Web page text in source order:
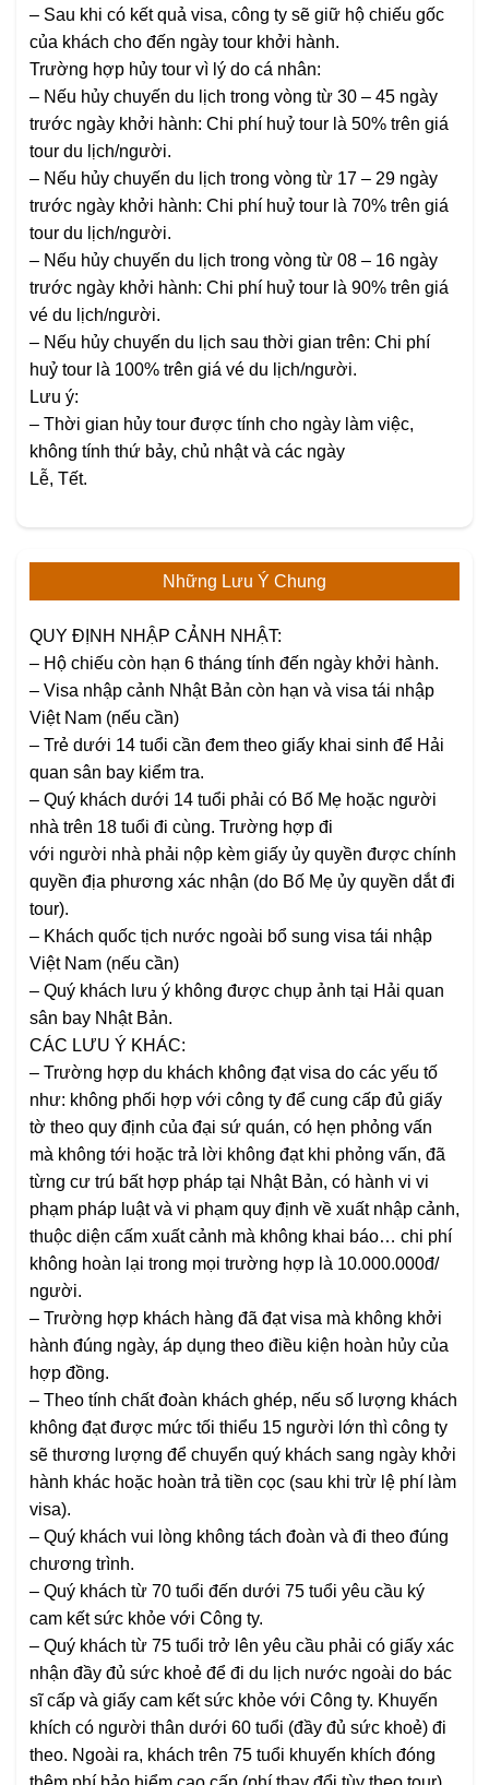
– Sau khi có kết quả visa, công ty sẽ giữ hộ chiếu gốc
của khách cho đến ngày tour khởi hành.
Trường hợp hủy tour vì lý do cá nhân:
– Nếu hủy chuyến du lịch trong vòng từ 30 – 45 ngày
trước ngày khởi hành: Chi phí huỷ tour là 50% trên giá
tour du lịch/người.
– Nếu hủy chuyến du lịch trong vòng từ 17 – 29 ngày
trước ngày khởi hành: Chi phí huỷ tour là 70% trên giá
tour du lịch/người.
– Nếu hủy chuyến du lịch trong vòng từ 08 – 16 ngày
trước ngày khởi hành: Chi phí huỷ tour là 90% trên giá
vé du lịch/người.
– Nếu hủy chuyến du lịch sau thời gian trên: Chi phí
huỷ tour là 100% trên giá vé du lịch/người.
Lưu ý:
– Thời gian hủy tour được tính cho ngày làm việc,
không tính thứ bảy, chủ nhật và các ngày
Lễ, Tết.
Những Lưu Ý Chung
QUY ĐỊNH NHẬP CẢNH NHẬT:
– Hộ chiếu còn hạn 6 tháng tính đến ngày khởi hành.
– Visa nhập cảnh Nhật Bản còn hạn và visa tái nhập
Việt Nam (nếu cần)
– Trẻ dưới 14 tuổi cần đem theo giấy khai sinh để Hải
quan sân bay kiểm tra.
– Quý khách dưới 14 tuổi phải có Bố Mẹ hoặc người
nhà trên 18 tuổi đi cùng. Trường hợp đi
với người nhà phải nộp kèm giấy ủy quyền được chính
quyền địa phương xác nhận (do Bố Mẹ ủy quyền dắt đi
tour).
– Khách quốc tịch nước ngoài bổ sung visa tái nhập
Việt Nam (nếu cần)
– Quý khách lưu ý không được chụp ảnh tại Hải quan
sân bay Nhật Bản.
CÁC LƯU Ý KHÁC:
– Trường hợp du khách không đạt visa do các yếu tố
như: không phối hợp với công ty để cung cấp đủ giấy
tờ theo quy định của đại sứ quán, có hẹn phỏng vấn
mà không tới hoặc trả lời không đạt khi phỏng vấn, đã
từng cư trú bất hợp pháp tại Nhật Bản, có hành vi vi
phạm pháp luật và vi phạm quy định về xuất nhập cảnh,
thuộc diện cấm xuất cảnh mà không khai báo… chi phí
không hoàn lại trong mọi trường hợp là 10.000.000đ/
người.
– Trường hợp khách hàng đã đạt visa mà không khởi
hành đúng ngày, áp dụng theo điều kiện hoàn hủy của
hợp đồng.
– Theo tính chất đoàn khách ghép, nếu số lượng khách
không đạt được mức tối thiểu 15 người lớn thì công ty
sẽ thương lượng để chuyển quý khách sang ngày khởi
hành khác hoặc hoàn trả tiền cọc (sau khi trừ lệ phí làm
visa).
– Quý khách vui lòng không tách đoàn và đi theo đúng
chương trình.
– Quý khách từ 70 tuổi đến dưới 75 tuổi yêu cầu ký
cam kết sức khỏe với Công ty.
– Quý khách từ 75 tuổi trở lên yêu cầu phải có giấy xác
nhận đầy đủ sức khoẻ để đi du lịch nước ngoài do bác
sĩ cấp và giấy cam kết sức khỏe với Công ty. Khuyến
khích có người thân dưới 60 tuổi (đầy đủ sức khoẻ) đi
theo. Ngoài ra, khách trên 75 tuổi khuyến khích đóng